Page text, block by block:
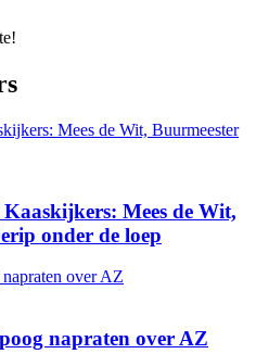
Mees de Wit,
onder de loep
napraten over AZ